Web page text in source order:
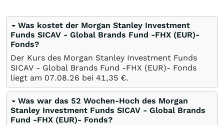
Was kostet der Morgan Stanley Investment
Funds SICAV - Global Brands Fund -FHX (EUR)-
Fonds?
Der Kurs des Morgan Stanley Investment Funds
SICAV - Global Brands Fund -FHX (EUR)- Fonds
liegt am 07.08.26 bei 41,35 €.
Was war das 52 Wochen-Hoch des Morgan
Stanley Investment Funds SICAV - Global Brands
Fund -FHX (EUR)- Fonds?